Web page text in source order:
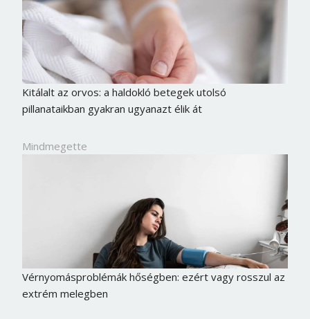
Kitálalt az orvos: a haldokló betegek utolsó
pillanataikban gyakran ugyanazt élik át
Mindmegette
Vérnyomásproblémák hőségben: ezért vagy rosszul az
extrém melegben